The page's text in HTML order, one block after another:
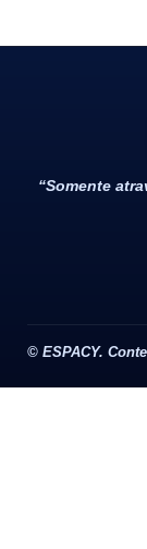
“Somente
© ESPACY.